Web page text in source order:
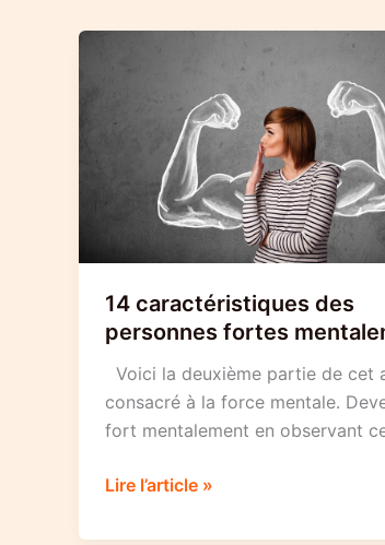
14 caractéristiques des
personnes fortes
Voici la deuxième partie de cet
consacré à la force mentale.
fort mentalement en observant
14
des
Lire l’article »